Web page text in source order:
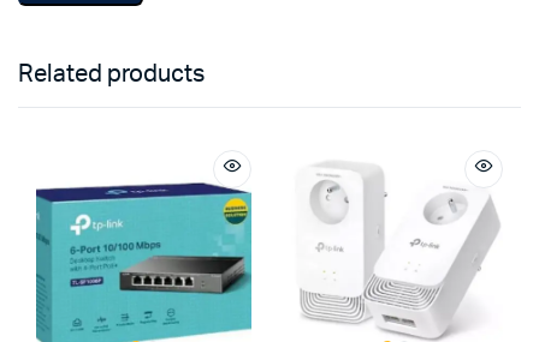
Related products